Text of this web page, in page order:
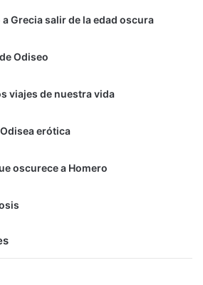
a Grecia salir de la edad oscura
Odiseo
viajes de nuestra vida
erótica
oscurece a Homero